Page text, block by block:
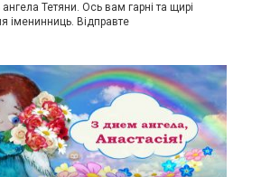
Тетяни. Ось вам гарні та щирі
іменинниць. Відправте